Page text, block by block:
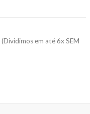
(Dividimos em até 6x SEM